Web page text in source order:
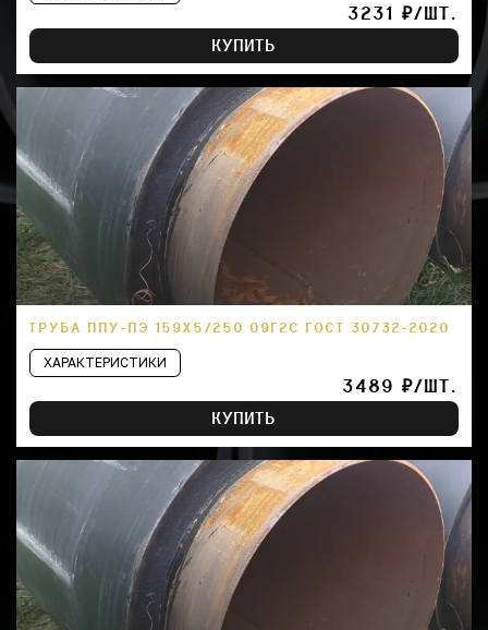
3231 ₽/ШТ.
КУПИТЬ
ТРУБА ППУ-ПЭ 159Х5/250 09Г2С ГОСТ 30732-2020
ХАРАКТЕРИСТИКИ
3489 ₽/ШТ.
КУПИТЬ